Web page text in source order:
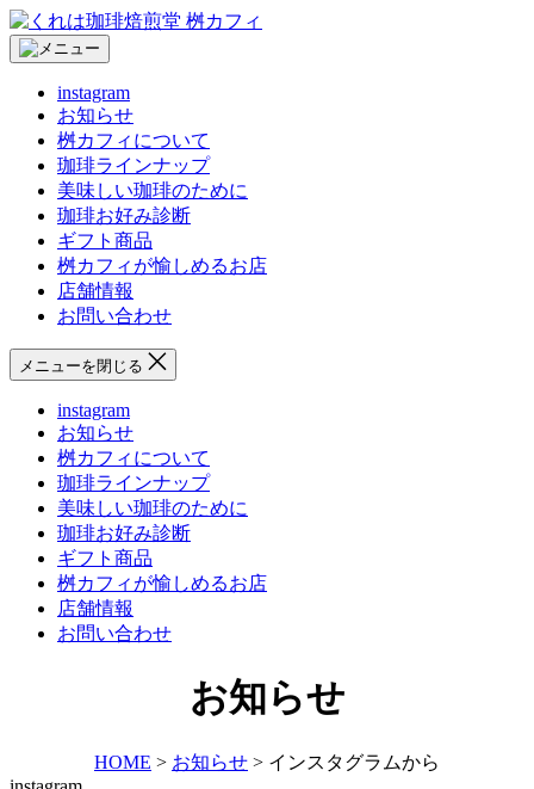
コ
ン
テ
フ
instagram
お知らせ
桝カフィについて
珈琲ラインナップ
美味しい珈琲のために
珈琲お好み診断
ギフト商品
桝カフィが愉しめるお店
店舗情報
お問い合わせ
メニューを閉じる
instagram
お知らせ
桝カフィについて
珈琲ラインナップ
美味しい珈琲のために
珈琲お好み診断
ギフト商品
桝カフィが愉しめるお店
店舗情報
お問い合わせ
お知らせ
HOME > お知らせ > インスタグラムから